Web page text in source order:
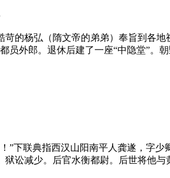
的杨弘（隋文帝的弟弟）奉旨到各
外郎。退休后建了一座“中隐堂”。朝
”下联典指西汉山阳南平人龚遂，字
减少。后官水衡都尉。后世将他与